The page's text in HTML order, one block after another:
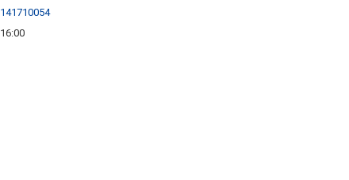
141710054
16:00